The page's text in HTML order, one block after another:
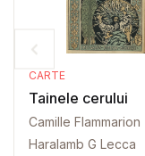
CARTE
Tainele cerului
Camille Flammarion
Haralamb G Lecca